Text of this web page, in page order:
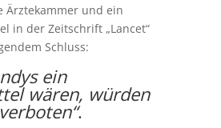
Ärztekammer und ein
in der Zeitschrift „Lancet“
Schluss:
ein
wären, würden
.